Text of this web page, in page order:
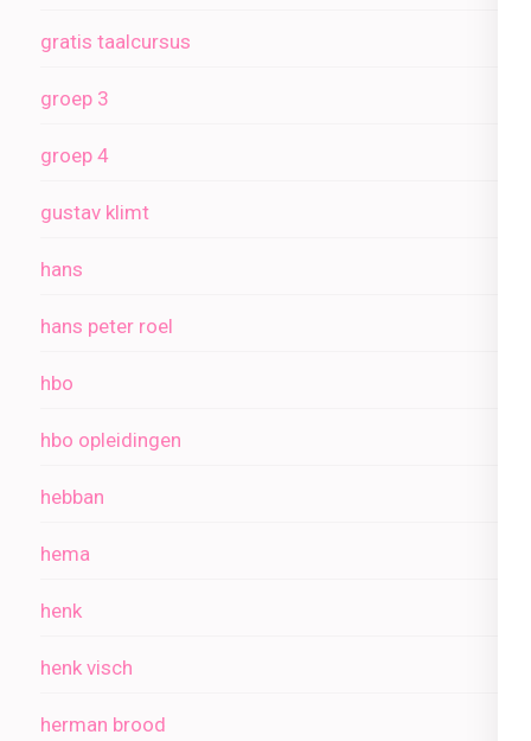
gratis taalcursus
groep 3
groep 4
gustav klimt
hans
hans peter roel
hbo
hbo opleidingen
hebban
hema
henk
henk visch
herman brood